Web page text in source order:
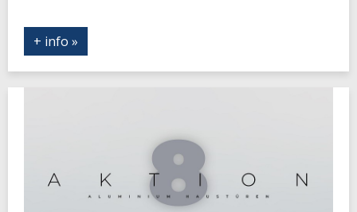
+ info »